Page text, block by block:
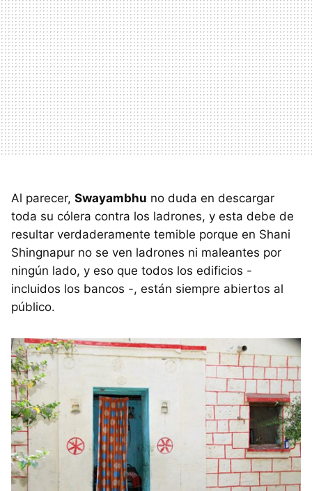
Al parecer, Swayambhu no duda en descargar
toda su cólera contra los ladrones, y esta debe de
resultar verdaderamente temible porque en Shani
Shingnapur no se ven ladrones ni maleantes por
ningún lado, y eso que todos los edificios -
incluidos los bancos -, están siempre abiertos al
público.